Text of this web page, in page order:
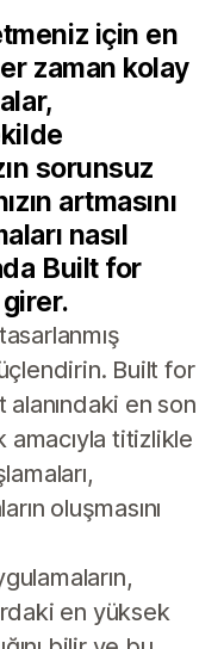
için en
zaman kolay
sorunsuz
artmasını
nasıl
Built for
Built for
en son
titizlikle
oluşmasını
en yüksek